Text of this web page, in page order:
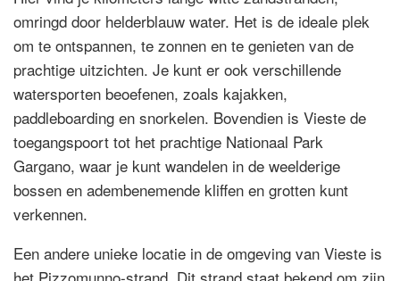
omringd door helderblauw water. Het is de ideale plek
om te ontspannen, te zonnen en te genieten van de
prachtige uitzichten. Je kunt er ook verschillende
watersporten beoefenen, zoals kajakken,
paddleboarding en snorkelen. Bovendien is Vieste de
toegangspoort tot het prachtige Nationaal Park
Gargano, waar je kunt wandelen in de weelderige
bossen en adembenemende kliffen en grotten kunt
verkennen.
Een andere unieke locatie in de omgeving van Vieste is